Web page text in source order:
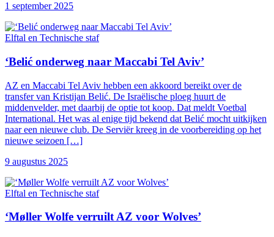
1 september 2025
Elftal en Technische staf
‘Belić onderweg naar Maccabi Tel Aviv’
AZ en Maccabi Tel Aviv hebben een akkoord bereikt over de
transfer van Kristijan Belić. De Israëlische ploeg huurt de
middenvelder, met daarbij de optie tot koop. Dat meldt Voetbal
International. Het was al enige tijd bekend dat Belić mocht uitkijken
naar een nieuwe club. De Serviër kreeg in de voorbereiding op het
nieuwe seizoen […]
9 augustus 2025
Elftal en Technische staf
‘Møller Wolfe verruilt AZ voor Wolves’